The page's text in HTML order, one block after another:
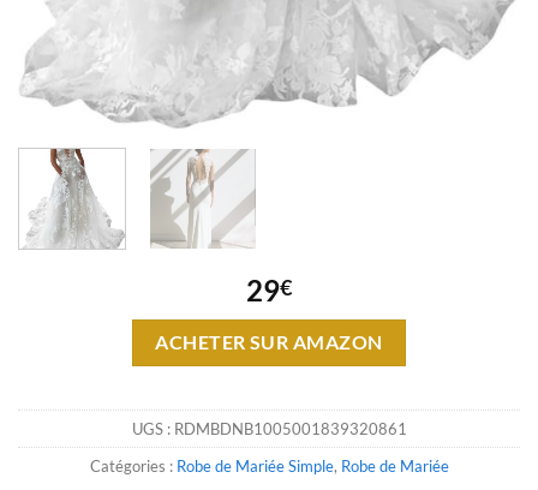
29€
ACHETER SUR AMAZON
UGS : RDMBDNB1005001839320861
Catégories : Robe de Mariée Simple, Robe de Mariée